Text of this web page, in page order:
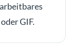
GIF.